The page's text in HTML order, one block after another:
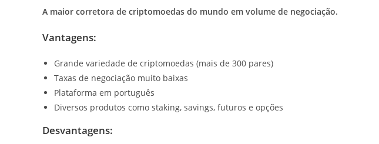
A maior corretora de criptomoedas do mundo em volume de negociação.
Vantagens:
Grande variedade de criptomoedas (mais de 300 pares)
Taxas de negociação muito baixas
Plataforma em português
Diversos produtos como staking, savings, futuros e opções
Desvantagens: